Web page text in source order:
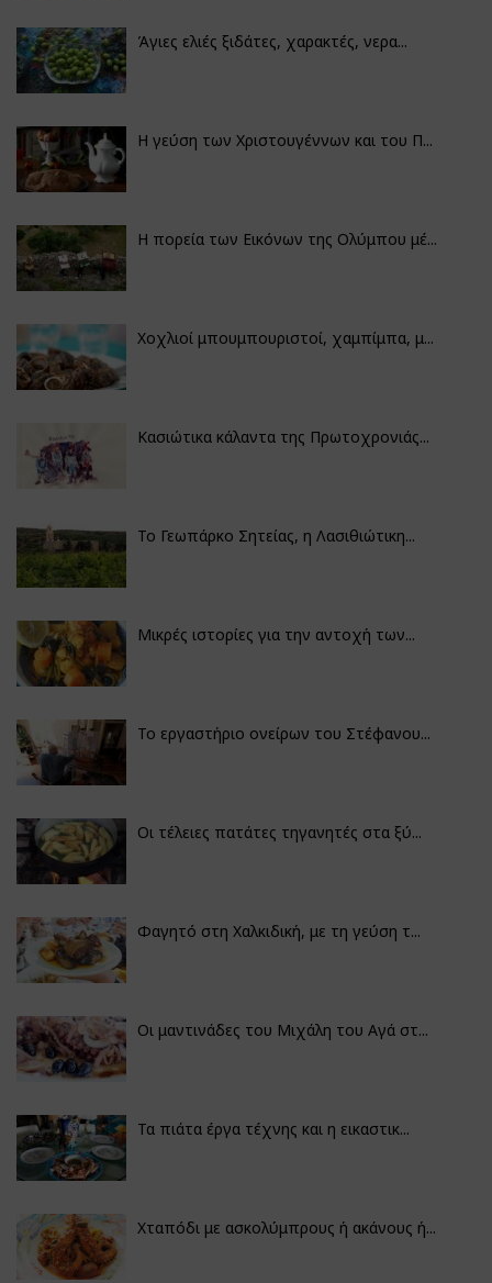
Άγιες ελιές ξιδάτες, χαρακτές, νερα...
Η γεύση των Χριστουγέννων και του Π...
Η πορεία των Εικόνων της Ολύμπου μέ...
Χοχλιοί μπουμπουριστοί, χαμπίμπα, μ...
Κασιώτικα κάλαντα της Πρωτοχρονιάς...
Το Γεωπάρκο Σητείας, η Λασιθιώτικη...
Μικρές ιστορίες για την αντοχή των...
Το εργαστήριο ονείρων του Στέφανου...
Οι τέλειες πατάτες τηγανητές στα ξύ...
Φαγητό στη Χαλκιδική, με τη γεύση τ...
Οι μαντινάδες του Μιχάλη του Αγά στ...
Τα πιάτα έργα τέχνης και η εικαστικ...
Χταπόδι με ασκολύμπρους ή ακάνους ή...